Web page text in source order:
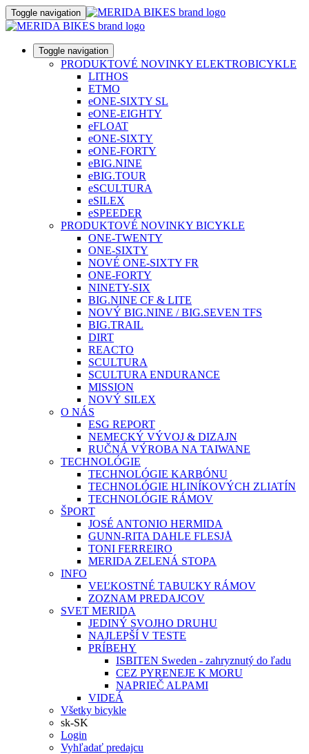
Toggle navigation
Toggle navigation
PRODUKTOVÉ NOVINKY ELEKTROBICYKLE
LITHOS
ETMO
eONE-SIXTY SL
eONE-EIGHTY
eFLOAT
eONE-SIXTY
eONE-FORTY
eBIG.NINE
eBIG.TOUR
eSCULTURA
eSILEX
eSPEEDER
PRODUKTOVÉ NOVINKY BICYKLE
ONE-TWENTY
ONE-SIXTY
NOVÉ ONE-SIXTY FR
ONE-FORTY
NINETY-SIX
BIG.NINE CF & LITE
NOVÝ BIG.NINE / BIG.SEVEN TFS
BIG.TRAIL
DIRT
REACTO
SCULTURA
SCULTURA ENDURANCE
MISSION
NOVÝ SILEX
O NÁS
ESG REPORT
NEMECKÝ VÝVOJ & DIZAJN
RUČNÁ VÝROBA NA TAIWANE
TECHNOLÓGIE
TECHNOLÓGIE KARBÓNU
TECHNOLÓGIE HLINÍKOVÝCH ZLIATÍN
TECHNOLÓGIE RÁMOV
ŠPORT
JOSÉ ANTONIO HERMIDA
GUNN-RITA DAHLE FLESJÅ
TONI FERREIRO
MERIDA ZELENÁ STOPA
INFO
VEĽKOSTNÉ TABUĽKY RÁMOV
ZOZNAM PREDAJCOV
SVET MERIDA
JEDINÝ SVOJHO DRUHU
NAJLEPŠÍ V TESTE
PRÍBEHY
ISBITEN Sweden - zahryznutý do ľadu
CEZ PYRENEJE K MORU
NAPRIEČ ALPAMI
VIDEÁ
Všetky bicykle
sk-SK
Login
Vyhľadať predajcu